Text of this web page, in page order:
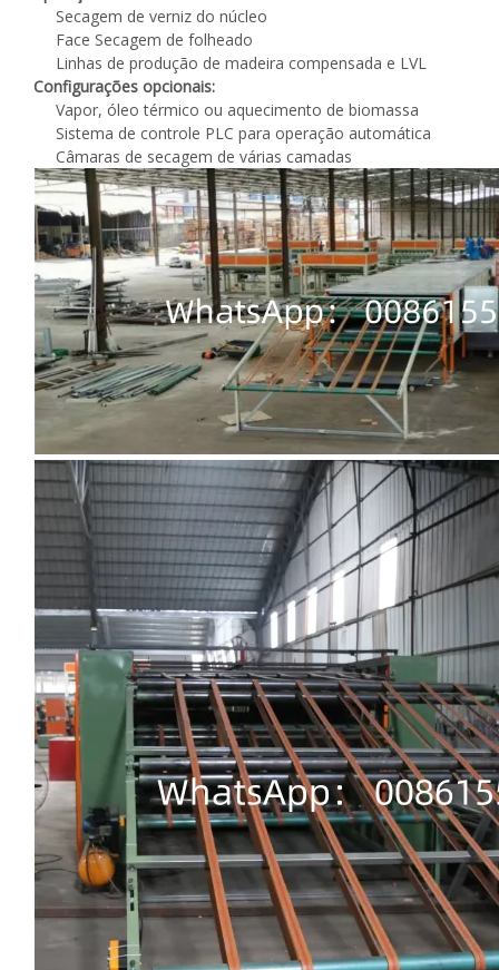
Secagem de verniz do núcleo
Face Secagem de folheado
Linhas de produção de madeira compensada e LVL
Configurações opcionais:
Vapor, óleo térmico ou aquecimento de biomassa
Sistema de controle PLC para operação automática
Câmaras de secagem de várias camadas